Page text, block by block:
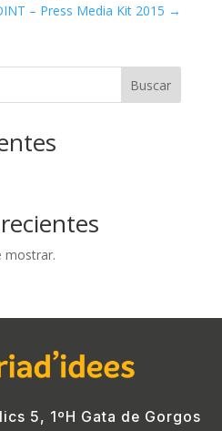
– Press Media Kit 2015 →
Buscar
mostrar.
5, 1ºH Gata de Gorgos